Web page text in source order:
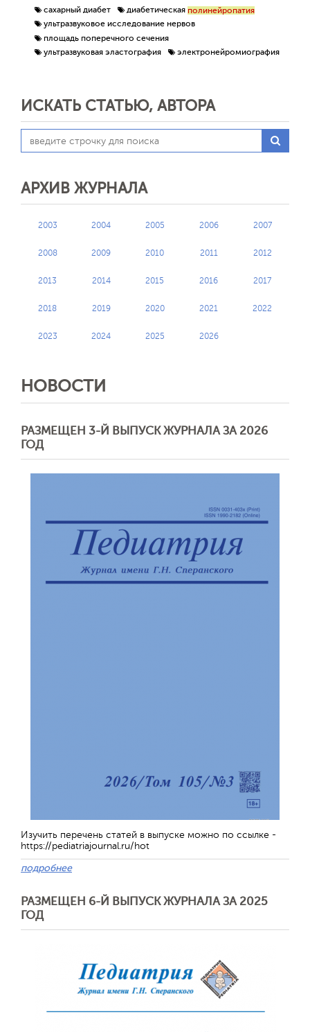
сахарный диабет
диабетическая полинейропатия
ультразвуковое исследование нервов
площадь поперечного сечения
ультразвуковая эластография
электронейромиография
ИСКАТЬ СТАТЬЮ, АВТОРА
АРХИВ ЖУРНАЛА
2003 2004 2005 2006 2007
2008 2009 2010 2011 2012
2013 2014 2015 2016 2017
2018 2019 2020 2021 2022
2023 2024 2025 2026
НОВОСТИ
РАЗМЕЩЕН 3-Й ВЫПУСК ЖУРНАЛА ЗА 2026
ГОД
Изучить перечень статей в выпуске можно по ссылке -
https://pediatriajournal.ru/hot
подробнее
РАЗМЕЩЕН 6-Й ВЫПУСК ЖУРНАЛА ЗА 2025
ГОД